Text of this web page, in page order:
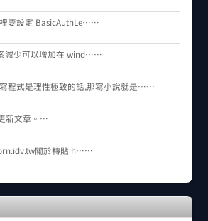
要設定 BasicAuthLe……
減少可以增加在 wind……
程式是理性極致的話,那寫小說就是……
新文章。…
關於轉貼 h……